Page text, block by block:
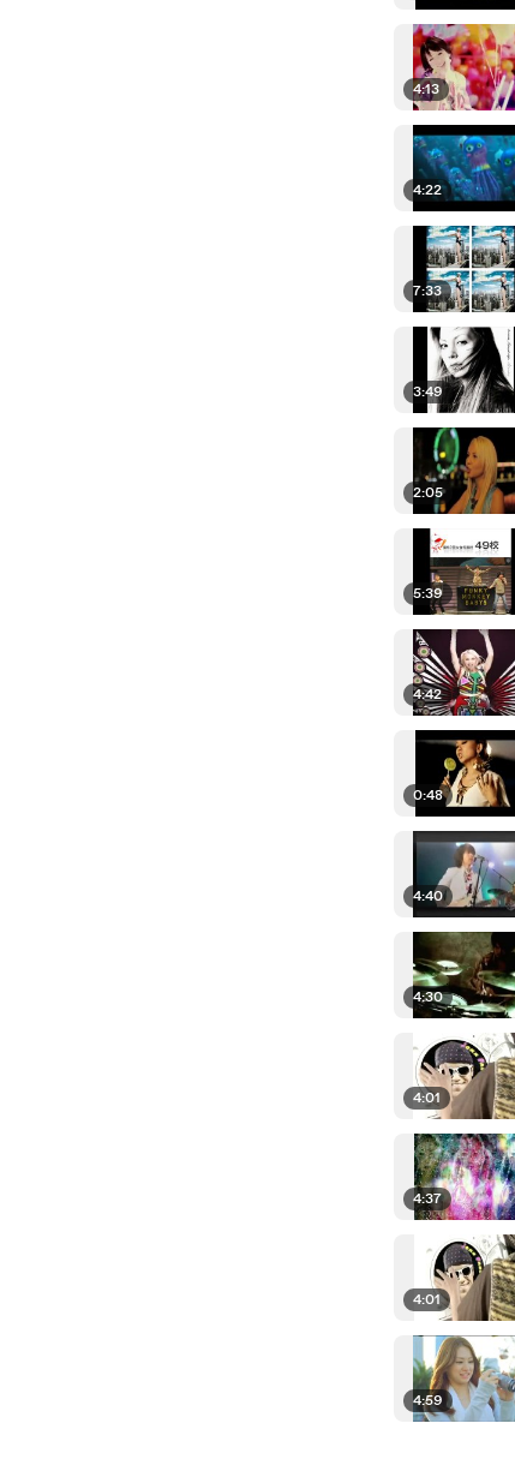
4:13
4:22
7:33
3:49
2:05
5:39
4:42
0:48
4:40
4:30
4:01
4:37
4:01
4:59